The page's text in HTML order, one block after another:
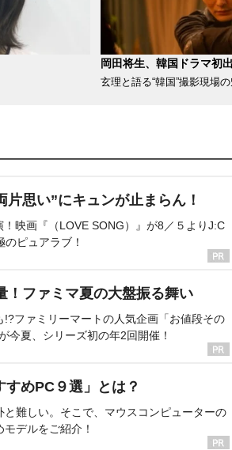
岡田将生、韓国ドラマ初
玄理と語る“韓国”撮影現場の
思い”にキュンが止まらん！
映画『（LOVE SONG）』が8／５よりJ:C
ピュアラブ！
！ファミマ夏の大盤振る舞い
ファミリーマートの人気企画「お値段その
今夏、シリーズ初の年2回開催！
めPC９選」とは？
と難しい。そこで、マウスコンピューターの
デルをご紹介！